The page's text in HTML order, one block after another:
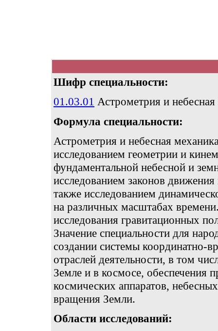
Шифр специальности:
01.03.01 Астрометрия и
Формула специальности:
Астрометрия и небесная
исследованием геометрии и
фундаментальной небесной и
исследованием законов
также исследованием
на различных масштабах
исследования гравитационных
Значение специальности для
создании системы координатно-
отраслей деятельности, в том
Земле и в космосе, обеспечения
космических аппаратов,
вращения Земли.
Области исследований: